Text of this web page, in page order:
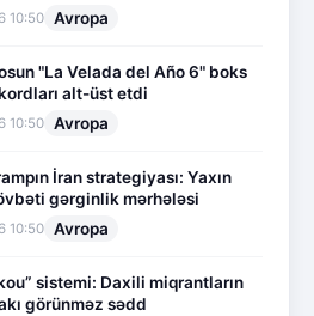
10:50 Avropa
"La Velada del Año 6" boks
alt-üst etdi
10:50 Avropa
İran strategiyası: Yaxın
gərginlik mərhələsi
10:50 Avropa
sistemi: Daxili miqrantların
görünməz sədd